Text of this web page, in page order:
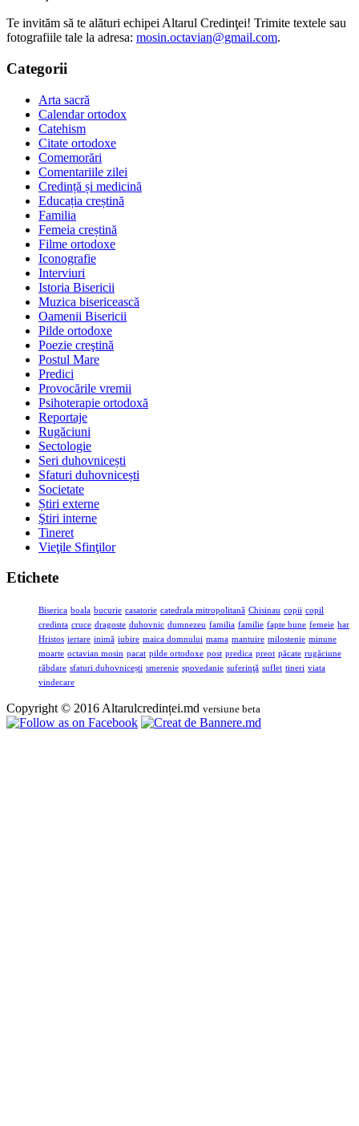
Te invităm să te alături echipei Altarul Credinţei! Trimite textele sau
fotografiile tale la adresa: mosin.octavian@gmail.com.
Categorii
Arta sacră
Calendar ortodox
Catehism
Citate ortodoxe
Comemorări
Comentariile zilei
Credință și medicină
Educația creștină
Familia
Femeia creștină
Filme ortodoxe
Iconografie
Interviuri
Istoria Bisericii
Muzica bisericească
Oamenii Bisericii
Pilde ortodoxe
Poezie creştină
Postul Mare
Predici
Provocările vremii
Psihoterapie ortodoxă
Reportaje
Rugăciuni
Sectologie
Seri duhovnicești
Sfaturi duhovnicești
Societate
Știri externe
Ştiri interne
Tineret
Vieţile Sfinţilor
Etichete
Biserica boala bucurie casatorie catedrala mitropolitană Chisinau copii copil
credinta cruce dragoste duhovnic dumnezeu familia familie fapte bune femeie har
Hristos iertare inimă iubire maica domnului mama mantuire milostenie minune
moarte octavian mosin pacat pilde ortodoxe post predica preot păcate rugăciune
răbdare sfaturi duhovnicești smerenie spovedanie suferinţă suflet tineri viata
vindecare
Copyright © 2016 Altarulcredinței.md versiune beta